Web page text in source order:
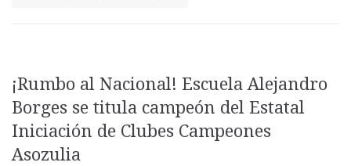
¡Rumbo al Nacional! Escuela Alejandro
Borges se titula campeón del Estatal
Iniciación de Clubes Campeones
Asozulia